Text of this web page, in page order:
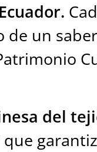
un
del